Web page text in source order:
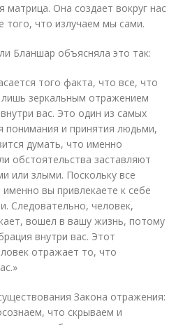
матрица. Она создает вокруг нас
того, что излучаем мы сами.
Бланшар объясняла это так:
того факта, что все, что
зеркальным отражением
вас. Это один из самых
понимания и принятия людьми,
думать, что именно
обстоятельства заставляют
или злыми. Поскольку все
вы привлекаете к себе
Следовательно, человек,
вошел в вашу жизнь, потому
внутри вас. Этот
отражает то, что
Закона отражения:
что скрываем и